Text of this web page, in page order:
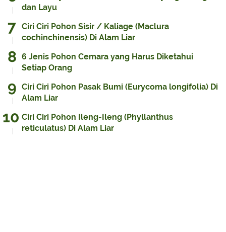
dan Layu
Ciri Ciri Pohon Sisir / Kaliage (Maclura
cochinchinensis) Di Alam Liar
6 Jenis Pohon Cemara yang Harus Diketahui
Setiap Orang
Ciri Ciri Pohon Pasak Bumi (Eurycoma longifolia) Di
Alam Liar
Ciri Ciri Pohon Ileng-Ileng (Phyllanthus
reticulatus) Di Alam Liar